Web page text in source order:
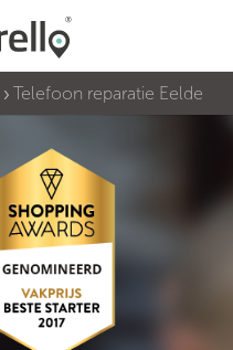
Telefoon reparatie Eelde